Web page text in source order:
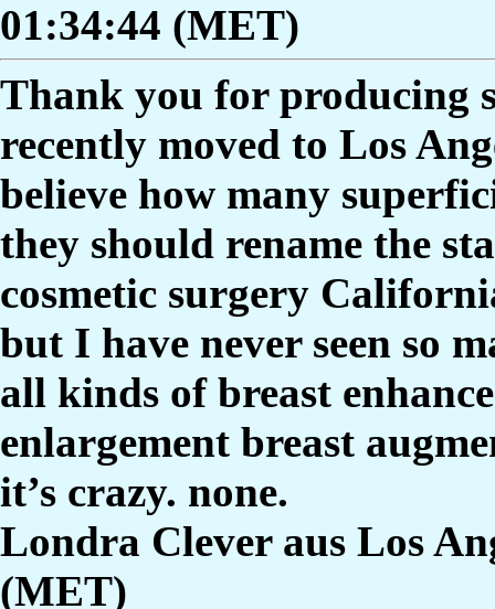
01:34:44 (MET)
Thank you for producing
recently moved to Los
believe how many
they should rename the
cosmetic surgery
but I have never seen so
all kinds of breast
enlargement breast
it’s crazy. none.
Londra Clever aus Los
(MET)